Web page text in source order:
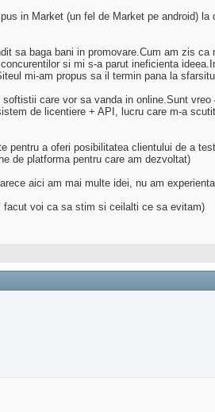
in Market (un fel de Market pe android)
sa baga bani in promovare.Cum am zis
si mi s-a parut ineficienta
mi-am propus sa il termin pana la
care vor sa vanda in online.Sunt
de licentiere + API, lucru care m-a
a oferi posibilitatea clientului de a
de platforma pentru care am dezvoltat)
aici am mai multe idei, nu am
facut voi ca sa stim si ceilalti ce sa evitam)